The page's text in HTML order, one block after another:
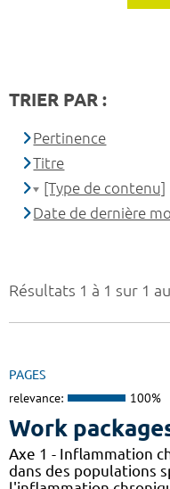
Résultats 1 à 1 sur 1
PAGES
relevance: 100%
Work
Axe 1 - Inflammation
dans des populations
TRIER PAR :
Pertinence
Titre
[Type de contenu]
Date de dernière